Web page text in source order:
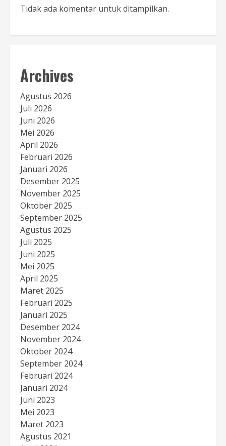
Tidak ada komentar untuk ditampilkan.
Archives
Agustus 2026
Juli 2026
Juni 2026
Mei 2026
April 2026
Februari 2026
Januari 2026
Desember 2025
November 2025
Oktober 2025
September 2025
Agustus 2025
Juli 2025
Juni 2025
Mei 2025
April 2025
Maret 2025
Februari 2025
Januari 2025
Desember 2024
November 2024
Oktober 2024
September 2024
Februari 2024
Januari 2024
Juni 2023
Mei 2023
Maret 2023
Agustus 2021